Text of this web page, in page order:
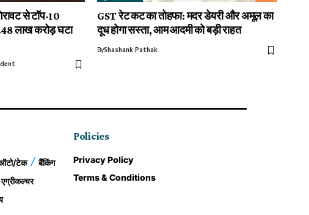
से टॉप-10
लाख करोड़ घटा
GST रेट कट का तोहफा: मदर डेयरी और अमूल का
दूध होगा सस्ता, आम आदमी को बड़ी राहत
ByShashank Pathak
टेक
बैंकिंग
एग्रीकल्चर
Policies
Privacy Policy
Terms & Conditions